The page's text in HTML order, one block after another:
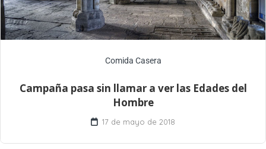
Comida Casera
Campaña pasa sin llamar a ver las Edades del
Hombre
17 de mayo de 2018